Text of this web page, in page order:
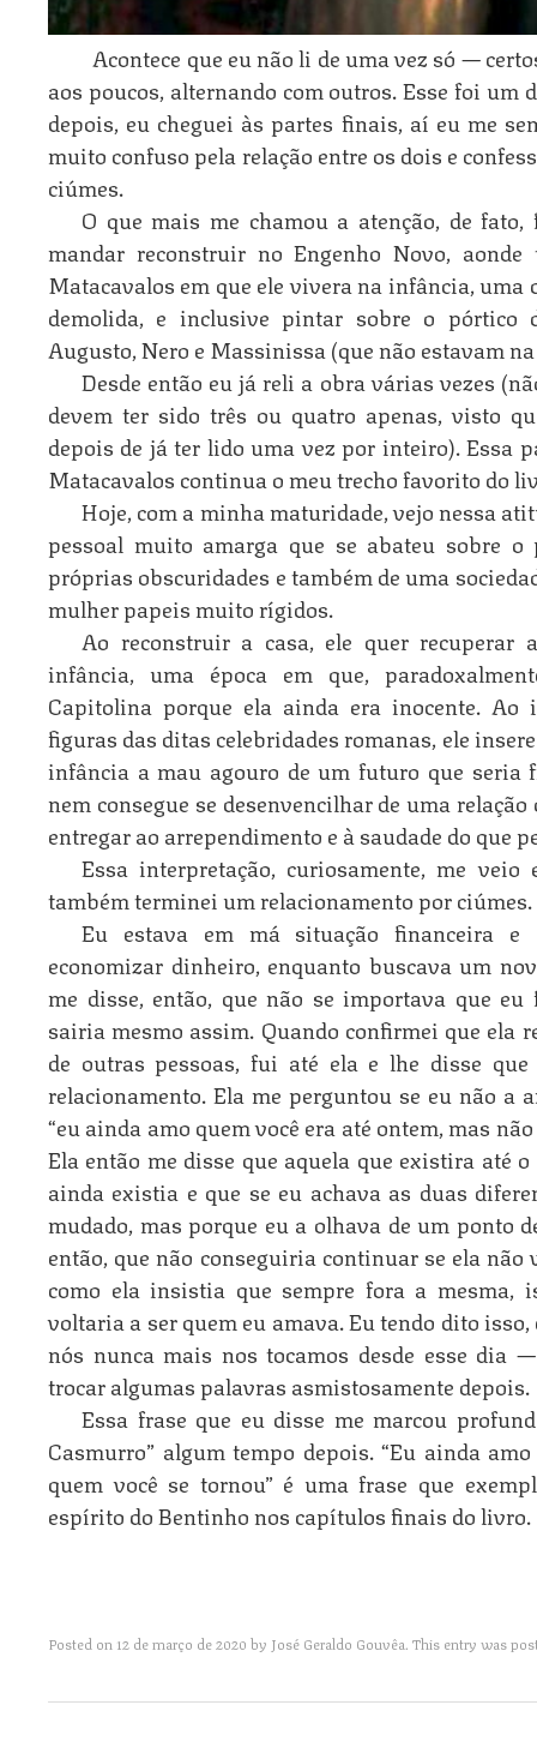
Acontece que eu não li de uma vez só —
aos poucos, alternando com outros. Esse foi um
depois, eu cheguei às partes finais, aí eu me
muito confuso pela relação entre os dois e
ciúmes.
O que mais me chamou a atenção, de
mandar reconstruir no Engenho Novo,
Matacavalos em que ele vivera na infância, uma
demolida, e inclusive pintar sobre o pórtico
Augusto, Nero e Massinissa (que não estavam
Desde então eu já reli a obra várias vezes
devem ter sido três ou quatro apenas, visto
depois de já ter lido uma vez por inteiro). Essa
Matacavalos continua o meu trecho favorito do
Hoje, com a minha maturidade, vejo nessa
pessoal muito amarga que se abateu sobre
próprias obscuridades e também de uma
mulher papeis muito rígidos.
Ao reconstruir a casa, ele quer recuperar
infância, uma época em que,
Capitolina porque ela ainda era inocente. Ao
figuras das ditas celebridades romanas, ele
infância a mau agouro de um futuro que seria
nem consegue se desenvencilhar de uma
entregar ao arrependimento e à saudade do que
Essa interpretação, curiosamente, me
também terminei um relacionamento por ciúmes.
Eu estava em má situação financeira
economizar dinheiro, enquanto buscava um
me disse, então, que não se importava que eu
sairia mesmo assim. Quando confirmei que ela
de outras pessoas, fui até ela e lhe disse
relacionamento. Ela me perguntou se eu não a
“eu ainda amo quem você era até ontem, mas
Ela então me disse que aquela que existira até
ainda existia e que se eu achava as duas
mudado, mas porque eu a olhava de um ponto
então, que não conseguiria continuar se ela não
como ela insistia que sempre fora a mesma,
voltaria a ser quem eu amava. Eu tendo dito
nós nunca mais nos tocamos desde esse dia
trocar algumas palavras asmistosamente depois.
Essa frase que eu disse me marcou
Casmurro” algum tempo depois. “Eu ainda
quem você se tornou” é uma frase que
espírito do Bentinho nos capítulos finais do livro.
Posted on 12 de março de 2020 by José Geraldo Gouvêa. This entry was